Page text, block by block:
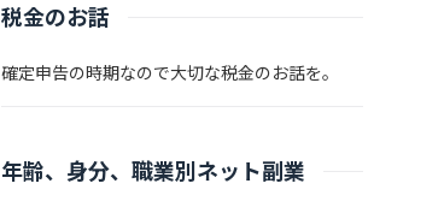
税金のお話
確定申告の時期なので大切な税金のお話を。
年齢、身分、職業別ネット副業